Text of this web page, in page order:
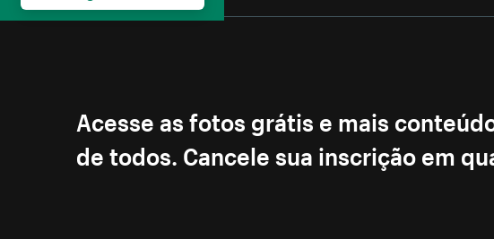
Acesse as fotos grátis e mais
de todos. Cancele sua inscrição em